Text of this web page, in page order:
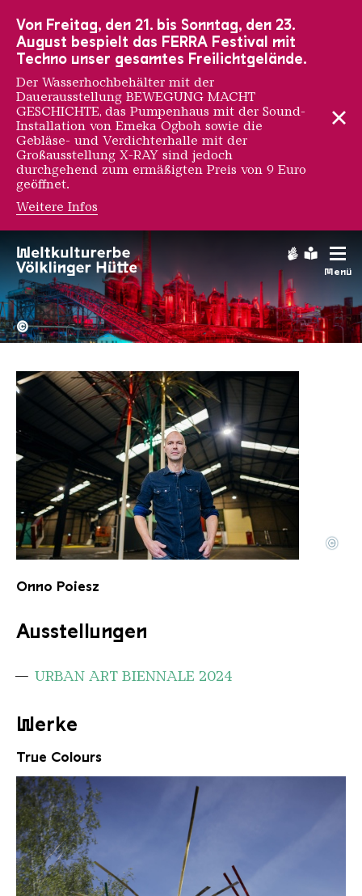
Menü
Onno Poiesz
Hochofengruppe in Rot
Copyright:
©
Portrait Onno Poiesz
Copyright: Onno Poiesz
©
Onno Poiesz
Ausstellungen
URBAN ART BIENNALE 2024
Werke
True Colours
Von Freitag, den 21. bis Sonntag, den 23.
August bespielt das FERRA Festival mit
Techno unser gesamtes Freilichtgelände.
Der Wasserhochbehälter mit der
Dauerausstellung BEWEGUNG MACHT
GESCHICHTE, das Pumpenhaus mit der Sound-
Installation von Emeka Ogboh sowie die
Gebläse- und Verdichterhalle mit der
Großausstellung X-RAY sind jedoch
durchgehend zum ermäßigten Preis von 9 Euro
geöffnet.
Weitere Infos